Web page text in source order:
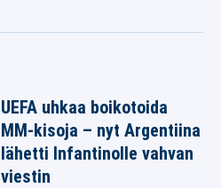
UEFA uhkaa boikotoida
MM-kisoja – nyt Argentiina
lähetti Infantinolle vahvan
viestin